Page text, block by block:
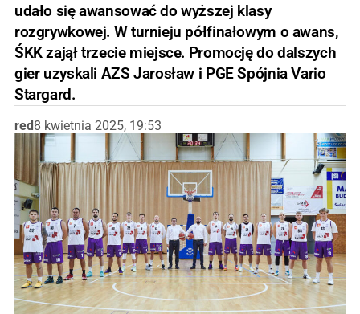
udało się awansować do wyższej klasy
rozgrywkowej. W turnieju półfinałowym o awans,
ŚKK zajął trzecie miejsce. Promocję do dalszych
gier uzyskali AZS Jarosław i PGE Spójnia Vario
Stargard.
red8 kwietnia 2025, 19:53